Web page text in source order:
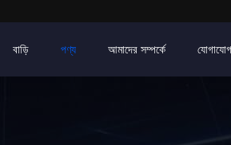
বাড়ি পণ্য আমাদের সম্পর্কে